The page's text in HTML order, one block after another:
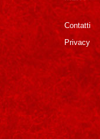
Contatti
Privacy